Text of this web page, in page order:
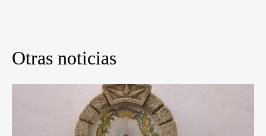
Otras noticias